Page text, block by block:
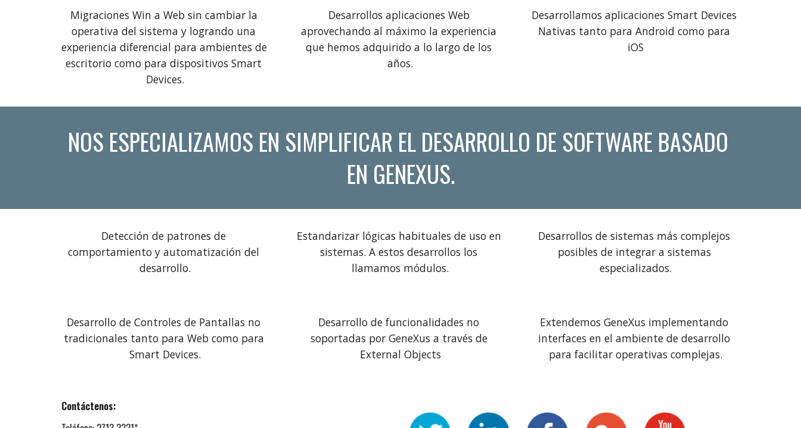
Migraciones Win a Web sin cambiar la
operativa del sistema y logrando una
experiencia diferencial para ambientes de
escritorio como para dispositivos Smart
Devices.
Desarrollos aplicaciones Web
aprovechando al máximo la experiencia
que hemos adquirido a lo largo de los
años.
Desarrollamos aplicaciones Smart Devices
Nativas tanto para Android como para
iOS
NOS ESPECIALIZAMOS EN SIMPLIFICAR EL DESARROLLO DE SOFTWARE BASADO
EN GENEXUS.
Detección de patrones de
comportamiento y automatización del
desarrollo.
Estandarizar lógicas habituales de uso en
sistemas. A estos desarrollos los
llamamos módulos.
Desarrollos de sistemas más complejos
posibles de integrar a sistemas
especializados.
Desarrollo de Controles de Pantallas no
tradicionales tanto para Web como para
Smart Devices.
Desarrollo de funcionalidades no
soportadas por GeneXus a través de
External Objects
Extendemos GeneXus implementando
interfaces en el ambiente de desarrollo
para facilitar operativas complejas.
Contáctenos: